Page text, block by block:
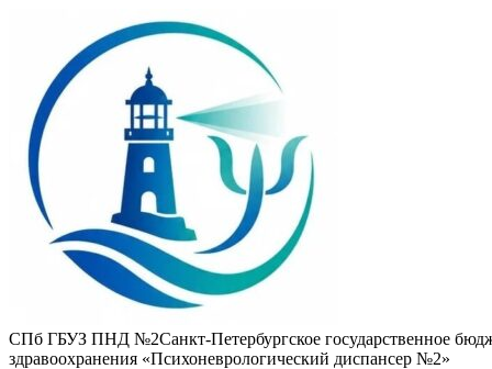
СПб ГБУЗ ПНД №2Санкт-Петербургское государственное
здравоохранения «Психоневрологический диспансер №2»